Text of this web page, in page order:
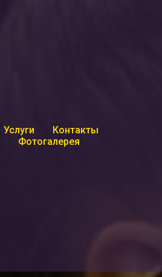
Услуги
Контакты
Фотогалерея